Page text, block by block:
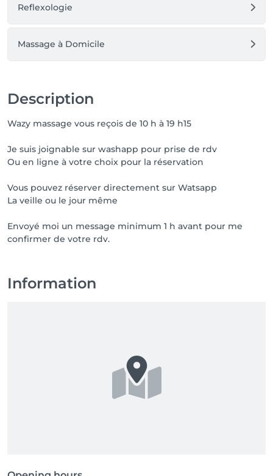
Reflexologie
Massage à Domicile
Description
Wazy massage vous reçois de 10 h à 19 h15
Je suis joignable sur washapp pour prise de rdv
Ou en ligne à votre choix pour la réservation
Vous pouvez réserver directement sur Watsapp
La veille ou le jour même
Envoyé moi un message minimum 1 h avant pour me
Information